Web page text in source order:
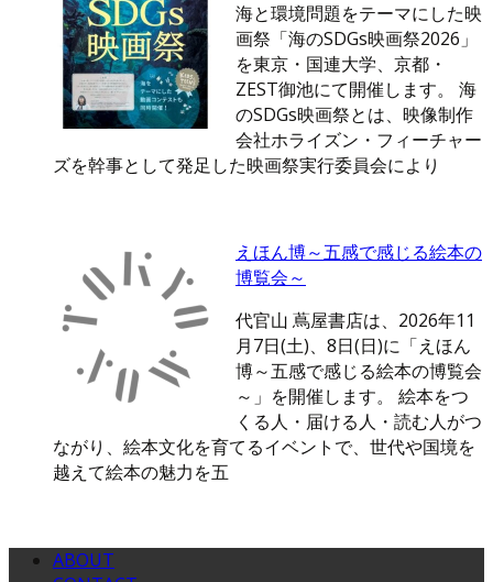
海と環境問題をテーマにした映
画祭「海のSDGs映画祭2026」
を東京・国連大学、京都・
ZEST御池にて開催します。 海
のSDGs映画祭とは、映像制作
会社ホライズン・フィーチャー
ズを幹事として発足した映画祭実行委員会により
えほん博～五感で感じる絵本の
博覧会～
代官山 蔦屋書店は、2026年11
月7日(土)、8日(日)に「えほん
博～五感で感じる絵本の博覧会
～」を開催します。 絵本をつ
くる人・届ける人・読む人がつ
ながり、絵本文化を育てるイベントで、世代や国境を
越えて絵本の魅力を五
ABOUT